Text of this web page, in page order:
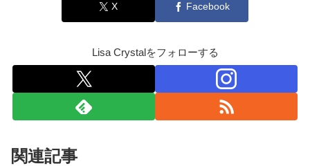
X Facebook
Lisa Crystalをフォローする
関連記事